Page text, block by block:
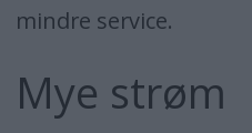
mindre service.
Mye strøm